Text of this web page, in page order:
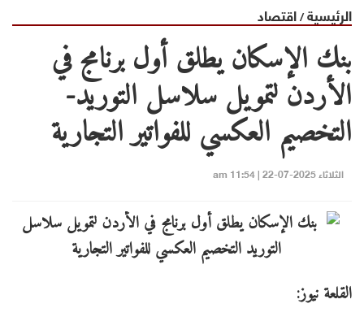
الرئيسية/اقتصاد
بنك الإسكان يطلق أول برنامج في
الأردن لتمويل سلاسل التوريد-
التخصيم العكسي للفواتير التجارية
الثلاثاء 2025-07-22 | 11:54 am
القلعة نيوز: